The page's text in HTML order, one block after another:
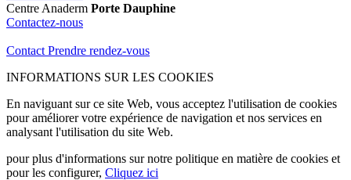
Centre Anaderm Porte Dauphine
Contactez-nous
Contact Prendre rendez-vous
INFORMATIONS SUR LES COOKIES
En naviguant sur ce site Web, vous acceptez l'utilisation de cookies
pour améliorer votre expérience de navigation et nos services en
analysant l'utilisation du site Web.
pour plus d'informations sur notre politique en matière de cookies et
pour les configurer, Cliquez ici